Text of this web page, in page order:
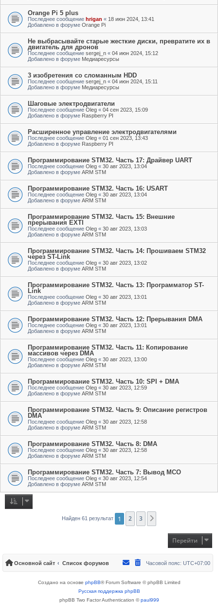
Orange Pi 5 plus
Последнее сообщение hrigan « 18 июн 2024, 13:41
Добавлено в форуме Orange Pi
Не выбрасывайте старые жесткие диски, превратите их в
двигатель для дронов
Последнее сообщение sergej_n « 04 июн 2024, 15:12
Добавлено в форуме Медиаресурсы
3 изобретения со сломанным HDD
Последнее сообщение sergej_n « 04 июн 2024, 15:11
Добавлено в форуме Медиаресурсы
Шаговые электродвигатели
Последнее сообщение Oleg « 04 сен 2023, 15:09
Добавлено в форуме Raspberry PI
Расширенное управление электродвигателями
Последнее сообщение Oleg « 01 сен 2023, 13:43
Добавлено в форуме Raspberry PI
Программирование STM32. Часть 17: Драйвер UART
Последнее сообщение Oleg « 30 авг 2023, 13:04
Добавлено в форуме ARM STM
Программирование STM32. Часть 16: USART
Последнее сообщение Oleg « 30 авг 2023, 13:04
Добавлено в форуме ARM STM
Программирование STM32. Часть 15: Внешние
прерывания EXTI
Последнее сообщение Oleg « 30 авг 2023, 13:03
Добавлено в форуме ARM STM
Программирование STM32. Часть 14: Прошиваем STM32
через ST-Link
Последнее сообщение Oleg « 30 авг 2023, 13:02
Добавлено в форуме ARM STM
Программирование STM32. Часть 13: Программатор ST-
Link
Последнее сообщение Oleg « 30 авг 2023, 13:01
Добавлено в форуме ARM STM
Программирование STM32. Часть 12: Прерывания DMA
Последнее сообщение Oleg « 30 авг 2023, 13:01
Добавлено в форуме ARM STM
Программирование STM32. Часть 11: Копирование
массивов через DMA
Последнее сообщение Oleg « 30 авг 2023, 13:00
Добавлено в форуме ARM STM
Программирование STM32. Часть 10: SPI + DMA
Последнее сообщение Oleg « 30 авг 2023, 12:59
Добавлено в форуме ARM STM
Программирование STM32. Часть 9: Описание регистров
DMA
Последнее сообщение Oleg « 30 авг 2023, 12:58
Добавлено в форуме ARM STM
Программирование STM32. Часть 8: DMA
Последнее сообщение Oleg « 30 авг 2023, 12:58
Добавлено в форуме ARM STM
Программирование STM32. Часть 7: Вывод MCO
Последнее сообщение Oleg « 30 авг 2023, 12:54
Добавлено в форуме ARM STM
Найден 61 результат 1 2 3
Перейти
Основной сайт Список форумов Часовой пояс: UTC+07:00
Создано на основе phpBB® Forum Software © phpBB Limited
Русская поддержка phpBB
phpBB Two Factor Authentication ©paul999